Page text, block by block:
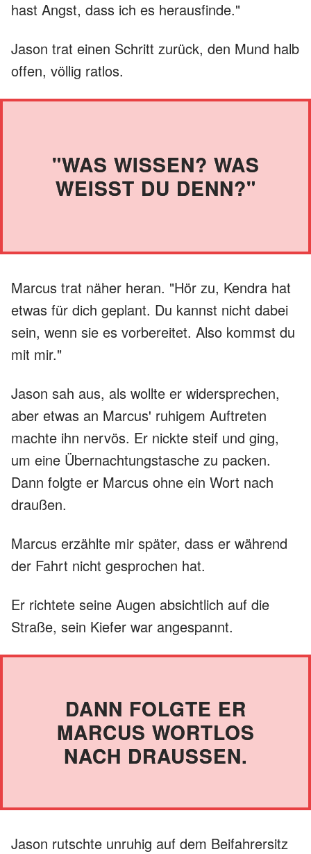
hast Angst, dass ich es herausfinde."
Jason trat einen Schritt zurück, den Mund halb
offen, völlig ratlos.
"WAS WISSEN? WAS
WEISST DU DENN?"
Marcus trat näher heran. "Hör zu, Kendra hat
etwas für dich geplant. Du kannst nicht dabei
sein, wenn sie es vorbereitet. Also kommst du
mit mir."
Jason sah aus, als wollte er widersprechen,
aber etwas an Marcus' ruhigem Auftreten
machte ihn nervös. Er nickte steif und ging,
um eine Übernachtungstasche zu packen.
Dann folgte er Marcus ohne ein Wort nach
draußen.
Marcus erzählte mir später, dass er während
der Fahrt nicht gesprochen hat.
Er richtete seine Augen absichtlich auf die
Straße, sein Kiefer war angespannt.
DANN FOLGTE ER
MARCUS WORTLOS
NACH DRAUSSEN.
Jason rutschte unruhig auf dem Beifahrersitz